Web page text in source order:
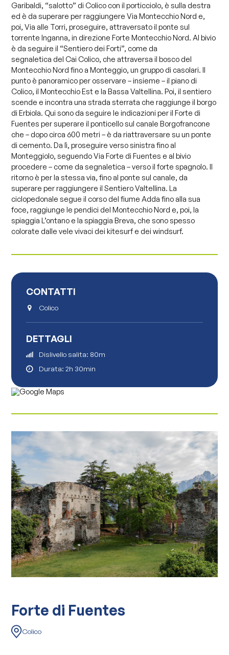
Garibaldi, “salotto” di Colico con il porticciolo, è sulla destra
ed è da superare per raggiungere Via Montecchio Nord e,
poi, Via alle Torri, proseguire, attraversato il ponte sul
torrente Inganna, in direzione Forte Montecchio Nord. Al bivio
è da seguire il “Sentiero dei Forti”, come da
segnaletica del Cai Colico, che attraversa il bosco del
Montecchio Nord fino a Monteggio, un gruppo di casolari. Il
punto è panoramico per osservare – insieme – il piano di
Colico, il Montecchio Est e la Bassa Valtellina. Poi, il sentiero
scende e incontra una strada sterrata che raggiunge il borgo
di Erbiola. Qui sono da seguire le indicazioni per il Forte di
Fuentes per superare il ponticello sul canale Borgofrancone
che – dopo circa 600 metri – è da riattraversare su un ponte
di cemento. Da lì, proseguire verso sinistra fino al
Monteggiolo, seguendo Via Forte di Fuentes e al bivio
procedere – come da segnaletica – verso il forte spagnolo. Il
ritorno è per la stessa via, fino al ponte sul canale, da
superare per raggiungere il Sentiero Valtellina. La
ciclopedonale segue il corso del fiume Adda fino alla sua
foce, raggiunge le pendici del Montecchio Nord e, poi, la
spiaggia L’ontano e la spiaggia Breva, che sono spesso
colorate dalle vele vivaci dei kitesurf e dei windsurf.
CONTATTI
Colico
DETTAGLI
Dislivello salita: 80m
Durata: 2h 30min
Forte di Fuentes
Colico